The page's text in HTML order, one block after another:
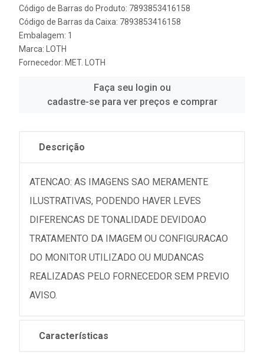
Código de Barras do Produto: 7893853416158
Código de Barras da Caixa: 7893853416158
Embalagem: 1
Marca:
LOTH
Fornecedor: MET. LOTH
Faça seu login ou
cadastre-se para ver preços e comprar
Descrição
ATENCAO: AS IMAGENS SAO MERAMENTE
ILUSTRATIVAS, PODENDO HAVER LEVES
DIFERENCAS DE TONALIDADE DEVIDOAO
TRATAMENTO DA IMAGEM OU CONFIGURACAO
DO MONITOR UTILIZADO OU MUDANCAS
REALIZADAS PELO FORNECEDOR SEM PREVIO
AVISO.
Características